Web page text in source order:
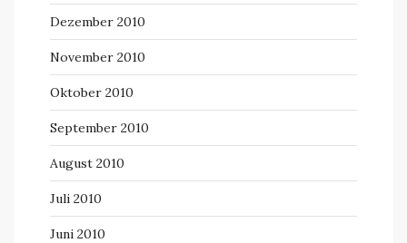
Dezember 2010
November 2010
Oktober 2010
September 2010
August 2010
Juli 2010
Juni 2010